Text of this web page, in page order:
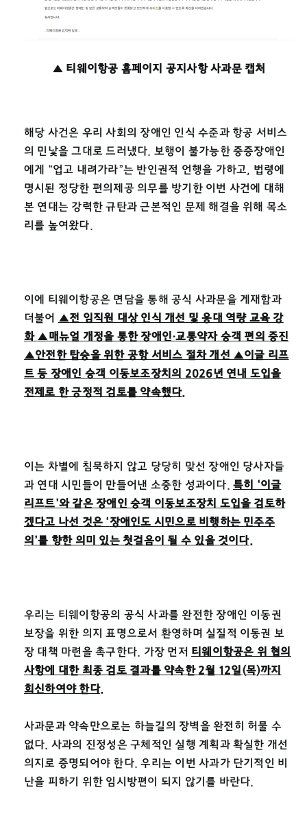
▲ 티웨이항공 홈페이지 공지사항 사과문 캡처
해당 사건은 우리 사회의 장애인 인식 수준과 항공 서비스
의 민낯을 그대로 드러냈다. 보행이 불가능한 중증장애인
에게 “업고 내려가라”는 반인권적 언행을 가하고, 법령에
명시된 정당한 편의제공 의무를 방기한 이번 사건에 대해
본 연대는 강력한 규탄과 근본적인 문제 해결을 위해 목소
리를 높여왔다.
이에 티웨이항공은 면담을 통해 공식 사과문을 게재함과
더불어 ▲전 임직원 대상 인식 개선 및 응대 역량 교육 강
화 ▲매뉴얼 개정을 통한 장애인·교통약자 승객 편의 증진
▲안전한 탑승을 위한 공항 서비스 절차 개선 ▲이글 리프
트 등 장애인 승객 이동보조장치의 2026년 연내 도입을
전제로 한 긍정적 검토를 약속했다.
이는 차별에 침묵하지 않고 당당히 맞선 장애인 당사자들
과 연대 시민들이 만들어낸 소중한 성과이다. 특히 ‘이글
리프트’와 같은 장애인 승객 이동보조장치 도입을 검토하
겠다고 나선 것은 ‘장애인도 시민으로 비행하는 민주주
의 ’를 향한 의미 있는 첫걸음이 될 수 있을 것이다.
우리는 티웨이항공의 공식 사과를 완전한 장애인 이동권
보장을 위한 의지 표명으로서 환영하며 실질적 이동권 보
장 대책 마련을 촉구한다. 가장 먼저 티웨이항공은 위 협의
사항에 대한 최종 검토 결과를 약속한 2월 12일(목)까지
회신하여야 한다.
사과문과 약속만으로는 하늘길의 장벽을 완전히 허물 수
없다. 사과의 진정성은 구체적인 실행 계획과 확실한 개선
의지로 증명되어야 한다. 우리는 이번 사과가 단기적인 비
난을 피하기 위한 임시방편이 되지 않기를 바란다.